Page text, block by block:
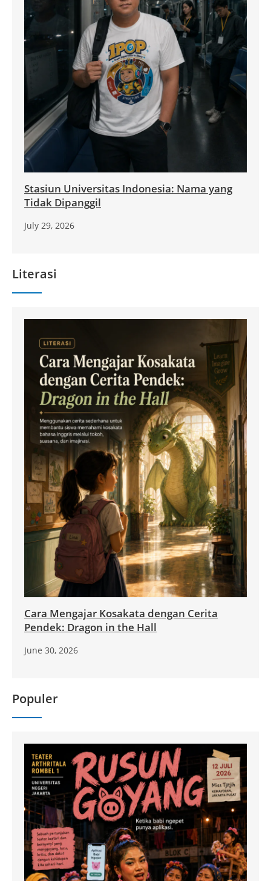
Stasiun Universitas Indonesia: Nama yang
Tidak Dipanggil
July 29, 2026
Literasi
Cara Mengajar Kosakata dengan Cerita
Pendek: Dragon in the Hall
June 30, 2026
Populer